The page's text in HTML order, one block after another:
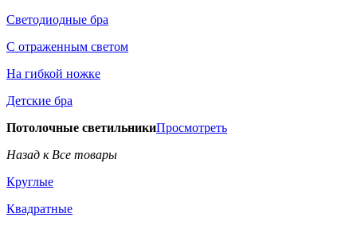
Светодиодные бра
С отраженным светом
На гибкой ножке
Детские бра
Потолочные светильникиПросмотреть
Назад к Все товары
Круглые
Квадратные